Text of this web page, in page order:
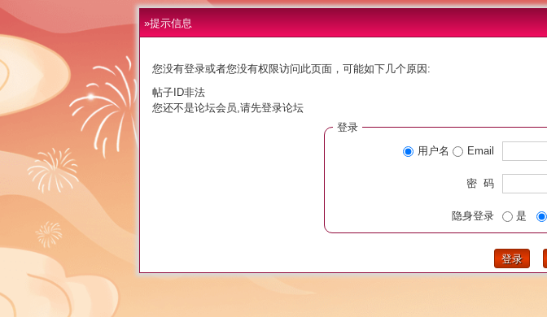
»提示信息
您没有登录或者您没有权限访问此页面，可能如下几个原因:
帖子ID非法
您还不是论坛会员,请先登录论坛
登录
用户名
Email
密 码
隐身登录 是